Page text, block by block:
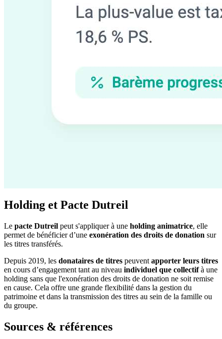
Holding et Pacte Dutreil
Le pacte Dutreil peut s'appliquer à une holding animatrice, elle
permet de bénéficier d’une exonération des droits de donation sur
les titres transférés.
Depuis 2019, les donataires de titres peuvent apporter leurs titres
en cours d’engagement tant au niveau individuel que collectifà une
holding sans que l'exonération des droits de donation ne soit remise
en cause. Cela offre une grande flexibilité dans la gestion du
patrimoine et dans la transmission des titres au sein de la famille ou
du groupe.
Sources & références